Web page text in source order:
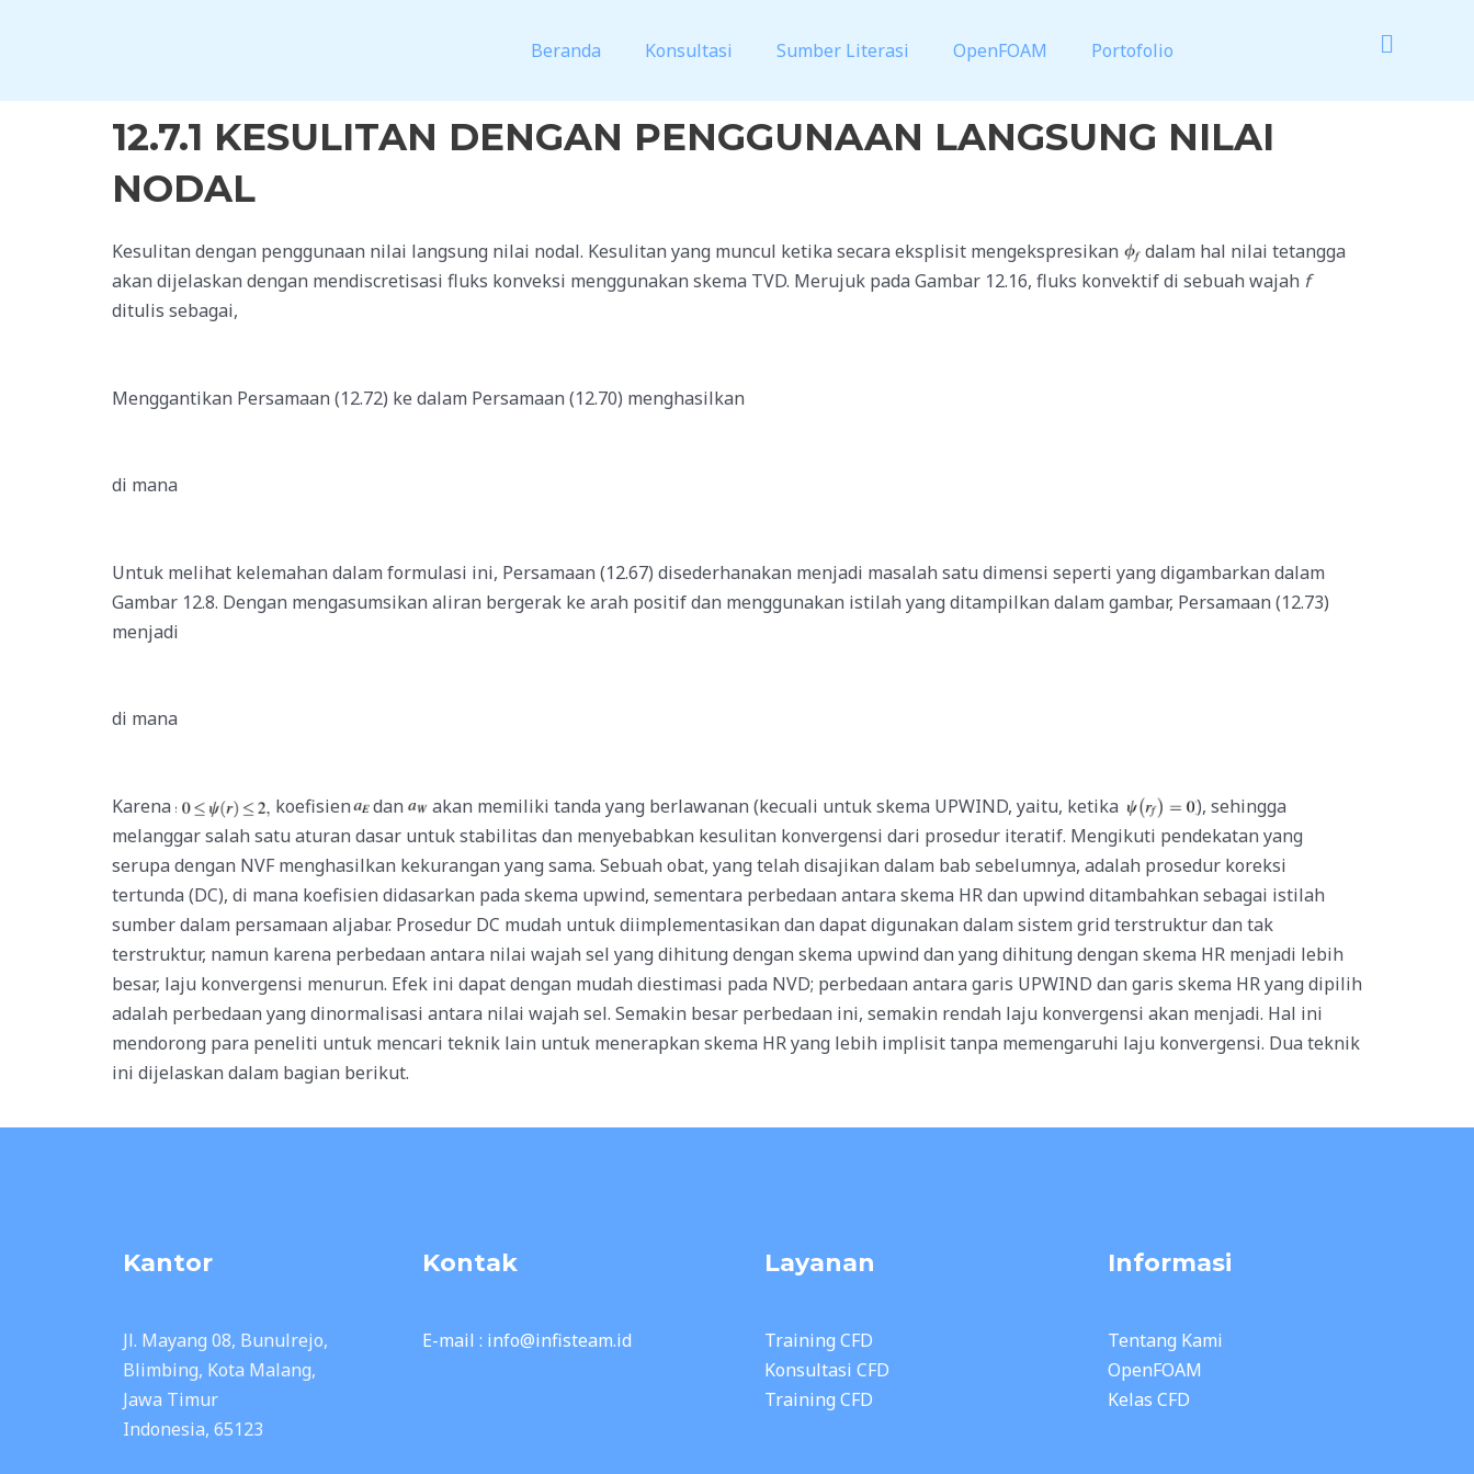
Beranda Konsultasi Sumber Literasi OpenFOAM Portofolio
12.7.1 KESULITAN DENGAN PENGGUNAAN LANGSUNG NILAI
NODAL
Kesulitan dengan penggunaan nilai langsung nilai nodal. Kesulitan yang muncul ketika secara eksplisit mengekspresikan
dalam hal nilai tetangga
akan dijelaskan dengan mendiscretisasi fluks konveksi menggunakan skema TVD. Merujuk pada Gambar 12.16, fluks konvektif di sebuah wajah f
ditulis sebagai,
Menggantikan Persamaan (12.72) ke dalam Persamaan (12.70) menghasilkan
di mana
Untuk melihat kelemahan dalam formulasi ini, Persamaan (12.67) disederhanakan menjadi masalah satu dimensi seperti yang digambarkan dalam
Gambar 12.8. Dengan mengasumsikan aliran bergerak ke arah positif dan menggunakan istilah yang ditampilkan dalam gambar, Persamaan (12.73)
menjadi
di mana
Karena koefisien dan akan memiliki tanda yang berlawanan (kecuali untuk skema UPWIND, yaitu, ketika
), sehingga
melanggar salah satu aturan dasar untuk stabilitas dan menyebabkan kesulitan konvergensi dari prosedur iteratif. Mengikuti pendekatan yang
serupa dengan NVF menghasilkan kekurangan yang sama. Sebuah obat, yang telah disajikan dalam bab sebelumnya, adalah prosedur koreksi
tertunda (DC), di mana koefisien didasarkan pada skema upwind, sementara perbedaan antara skema HR dan upwind ditambahkan sebagai istilah
sumber dalam persamaan aljabar. Prosedur DC mudah untuk diimplementasikan dan dapat digunakan dalam sistem grid terstruktur dan tak
terstruktur, namun karena perbedaan antara nilai wajah sel yang dihitung dengan skema upwind dan yang dihitung dengan skema HR menjadi lebih
besar, laju konvergensi menurun. Efek ini dapat dengan mudah diestimasi pada NVD; perbedaan antara garis UPWIND dan garis skema HR yang dipilih
adalah perbedaan yang dinormalisasi antara nilai wajah sel. Semakin besar perbedaan ini, semakin rendah laju konvergensi akan menjadi. Hal ini
mendorong para peneliti untuk mencari teknik lain untuk menerapkan skema HR yang lebih implisit tanpa memengaruhi laju konvergensi. Dua teknik
ini dijelaskan dalam bagian berikut.
Kantor
Jl. Mayang 08, Bunulrejo,
Blimbing, Kota Malang,
Jawa Timur
Indonesia, 65123
Kontak
E-mail : info@infisteam.id
Layanan
Training CFD
Konsultasi CFD
Training CFD
Informasi
Tentang Kami
OpenFOAM
Kelas CFD